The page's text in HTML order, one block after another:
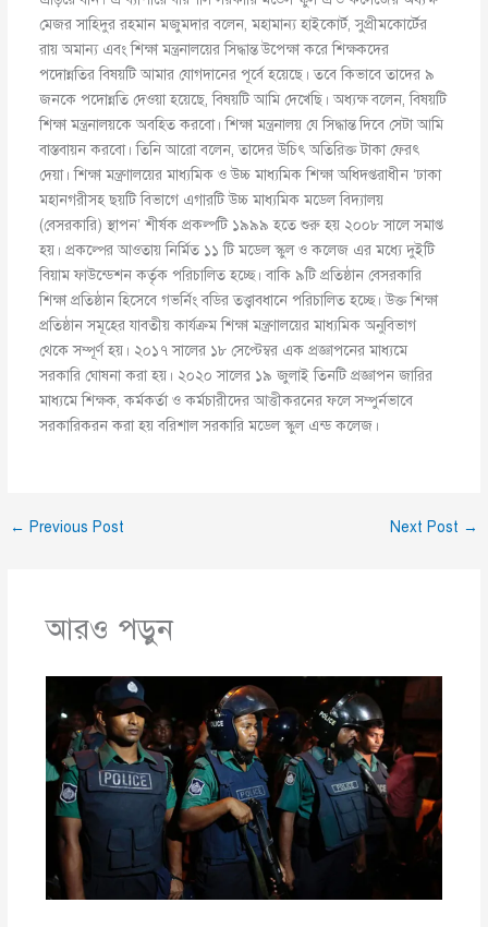
মেজর সাহিদুর রহমান মজুমদার বলেন, মহামান্য হাইকোর্ট, সুপ্রীমকোর্টের
রায় অমান্য এবং শিক্ষা মন্ত্রনালয়ের সিদ্ধান্ত উপেক্ষা করে শিক্ষকদের
পদোন্নতির বিষয়টি আমার যোগদানের পূর্বে হয়েছে। তবে কিভাবে তাদের ৯
জনকে পদোন্নতি দেওয়া হয়েছে, বিষয়টি আমি দেখেছি। অধ্যক্ষ বলেন, বিষয়টি
শিক্ষা মন্ত্রনালয়কে অবহিত করবো। শিক্ষা মন্ত্রনালয় যে সিদ্ধান্ত দিবে সেটা আমি
বাস্তবায়ন করবো। তিনি আরো বলেন, তাদের উচিৎ অতিরিক্ত টাকা ফেরৎ
দেয়া। শিক্ষা মন্ত্রণালয়ের মাধ্যমিক ও উচ্চ মাধ্যমিক শিক্ষা অধিদপ্তরাধীন ‘ঢাকা
মহানগরীসহ ছয়টি বিভাগে এগারটি উচ্চ মাধ্যমিক মডেল বিদ্যালয়
(বেসরকারি) স্থাপন’ শীর্ষক প্রকল্পটি ১৯৯৯ হতে শুরু হয় ২০০৮ সালে সমাপ্ত
হয়। প্রকল্পের আওতায় নির্মিত ১১ টি মডেল স্কুল ও কলেজ এর মধ্যে দুইটি
বিয়াম ফাউন্ডেশন কর্তৃক পরিচালিত হচ্ছে। বাকি ৯টি প্রতিষ্ঠান বেসরকারি
শিক্ষা প্রতিষ্ঠান হিসেবে গভর্নিং বডির তত্ত্বাবধানে পরিচালিত হচ্ছে। উক্ত শিক্ষা
প্রতিষ্ঠান সমূহের যাবতীয় কার্যক্রম শিক্ষা মন্ত্রণালয়ের মাধ্যমিক অনুবিভাগ
থেকে সম্পূর্ণ হয়। ২০১৭ সালের ১৮ সেপ্টেম্বর এক প্রজ্ঞাপনের মাধ্যমে
সরকারি ঘোষনা করা হয়। ২০২০ সালের ১৯ জুলাই তিনটি প্রজ্ঞাপন জারির
মাধ্যমে শিক্ষক, কর্মকর্তা ও কর্মচারীদের আত্তীকরনের ফলে সম্পুর্নভাবে
সরকারিকরন করা হয় বরিশাল সরকারি মডেল স্কুল এন্ড কলেজ।
← Previous Post Next Post →
আরও পড়ুন